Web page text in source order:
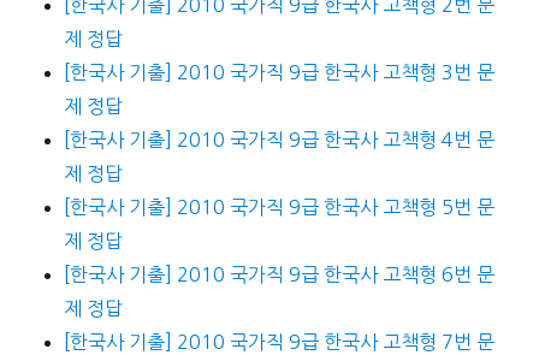
[한국사 기출] 2010 국가직 9급 한국사 고책형 2번 문
제 정답
[한국사 기출] 2010 국가직 9급 한국사 고책형 3번 문
제 정답
[한국사 기출] 2010 국가직 9급 한국사 고책형 4번 문
제 정답
[한국사 기출] 2010 국가직 9급 한국사 고책형 5번 문
제 정답
[한국사 기출] 2010 국가직 9급 한국사 고책형 6번 문
제 정답
[한국사 기출] 2010 국가직 9급 한국사 고책형 7번 문